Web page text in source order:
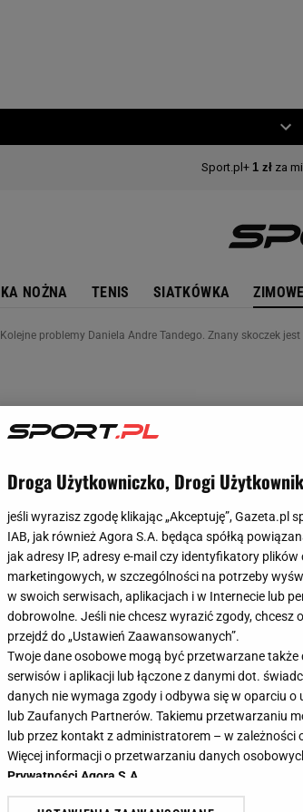
NOŻNA TENIS SIATKÓWKA ZIMOWE
Kolejne problemy Daniela Andre Tandego. Znany skoczek
Droga Użytkowniczko, Drogi
jeśli wyrazisz zgodę klikając „Akceptuję”, Gazeta.pl
IAB, jak również Agora S.A. będąca spółką
jak adresy IP, adresy e-mail czy identyfikatory
marketingowych, w szczególności na potrzeby
w swoich serwisach, aplikacjach i w Internecie lub
dobrowolne. Jeśli nie chcesz wyrazić zgody,
przejdź do „Ustawień Zaawansowanych”.
Twoje dane osobowe mogą być przetwarzane
serwisów i aplikacji lub łączone z danymi dot.
danych nie wymaga zgody i odbywa się w oparciu o
lub Zaufanych Partnerów. Takiemu przetwarzaniu
lub przez kontakt z administratorem – w
Więcej informacji o przetwarzaniu danych
Prywatności Agora S.A.